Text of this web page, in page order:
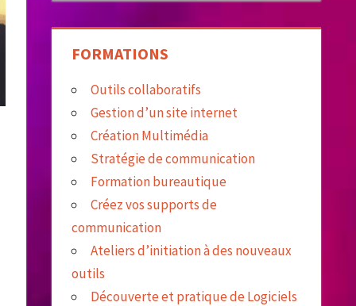
FORMATIONS
Outils collaboratifs
Gestion d’un site internet
Création Multimédia
Stratégie de communication
Formation bureautique
Créez vos supports de
communication
Ateliers d’initiation à des nouveaux
outils
Découverte et pratique de Logiciels